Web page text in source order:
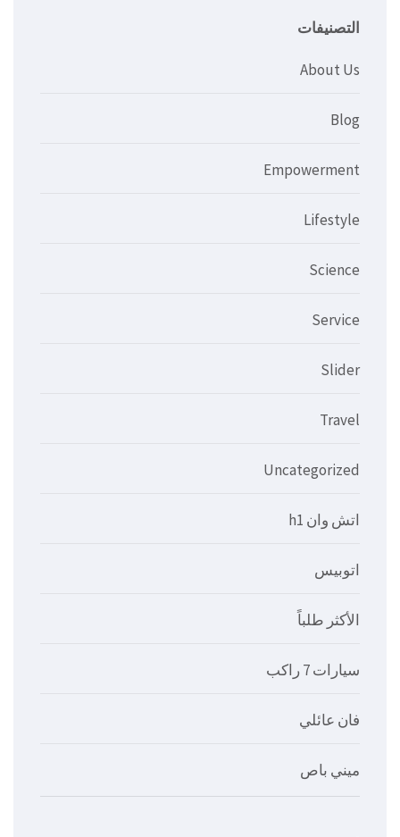
التصنيفات
About Us
Blog
Empowerment
Lifestyle
Science
Service
Slider
Travel
Uncategorized
اتش وان h1
اتوبيس
الأكثر طلباً
سيارات 7 راكب
فان عائلي
ميني باص